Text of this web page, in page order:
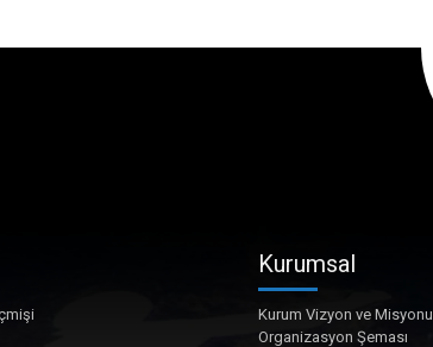
Kurumsal
Kurum Vizyon ve Misyonu
Organizasyon Şeması